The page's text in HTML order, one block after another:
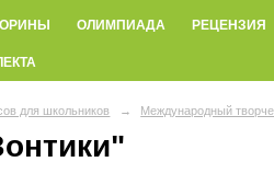
ОЛИМПИАДА РЕЦЕНЗИЯ
для школьников → Международный